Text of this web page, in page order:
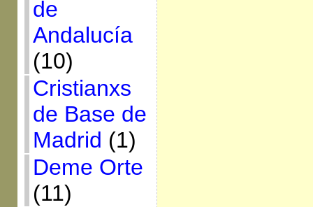
de
Andalucía
(10)
Cristianxs
de Base de
Madrid (1)
Deme Orte
(11)